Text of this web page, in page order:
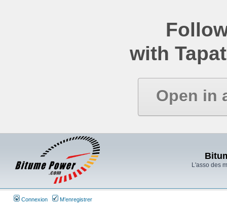
with
Open in
L'asso des
Connexion M’enregistrer